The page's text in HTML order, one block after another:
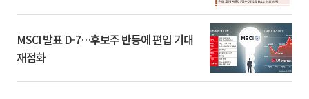
MSCI 발표 D-7…후보주 반등에 편입 기대
재점화